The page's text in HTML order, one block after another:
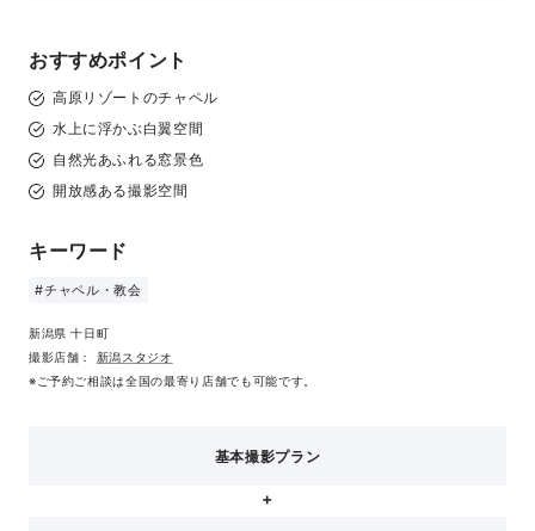
おすすめポイント
高原リゾートのチャペル
水上に浮かぶ白翼空間
自然光あふれる窓景色
開放感ある撮影空間
キーワード
#チャペル・教会
新潟県 十日町
撮影店舗： 新潟スタジオ
※ご予約ご相談は全国の最寄り店舗でも可能です。
基本撮影プラン